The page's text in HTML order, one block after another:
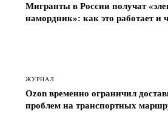
Мигранты в России получат
намордник»: как это работает и
ЖУРНАЛ
Ozon временно ограничил
проблем на транспортных